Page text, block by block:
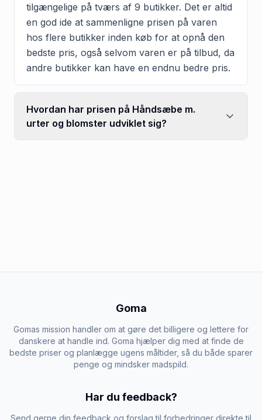
tilgængelige på tværs af 9 butikker. Det er altid
en god ide at sammenligne prisen på varen
hos flere butikker inden køb for at opnå den
bedste pris, også selvom varen er på tilbud, da
andre butikker kan have en endnu bedre pris.
Hvordan har prisen på Håndsæbe m.
urter og blomster udviklet sig?
Goma
Gomas mission handler om at gøre det billigere og lettere for
danskere at handle ind. Goma hjælper dig med at finde de
bedste priser og planlægge ugens måltider, så du både sparer
penge og mindsker madspild.
Har du feedback?
Send gerne din feedback og forslag til forbedringer direkte til